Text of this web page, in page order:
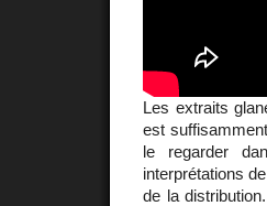
Les extraits
est
le regarder
interprétations de
de la